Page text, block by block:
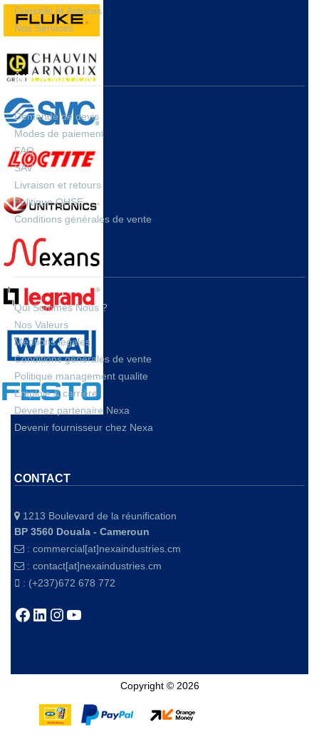
Conseils et Astuces
Nos Services
INFORMATIONS
Demande de devis
Modes de paiement
FAQ
SAV
Livraison et retours
Politique QHSE
Conditions générales de vente
A PROPOS
Qui Sommes Nous ?
Nos Valeurs
Mentions legales
Conditions générales de vente
Politique management qualite
Emploie & carrière
Devenez partenaire Nexa
Devenir fournisseur chez Nexa
CONTACT
1213 Boulevard de la réunification
BP 3560 Douala - Cameroun
: commercial[at]nexaindustries.cm
: contact[at]nexaindustries.cm
: (+237)672 678 772
Facebook
LinkedIn
Instagram
YouTube
Copyright © 2026